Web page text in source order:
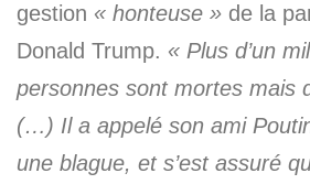
gestion « honteuse » de la
Donald Trump. « Plus d’un
personnes sont mortes mais
(…) Il a appelé son ami
une blague, et s’est assuré